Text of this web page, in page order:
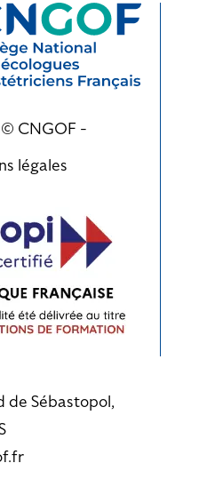
CNGOF -
légales
de Sébastopol,